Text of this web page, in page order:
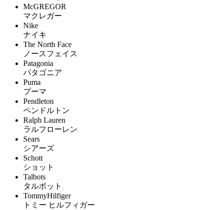
McGREGOR
マクレガー
Nike
ナイキ
The North Face
ノースフェイス
Patagonia
パタゴニア
Puma
プーマ
Pendleton
ペンドルトン
Ralph Lauren
ラルフローレン
Sears
シアーズ
Schott
ショット
Talbots
タルボット
TommyHilfiger
トミー ヒルフィガー